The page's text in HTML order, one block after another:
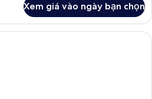
Xem giá vào ngày bạn chọn
Phòng Tiêu chuẩn | Bộ đồ giường